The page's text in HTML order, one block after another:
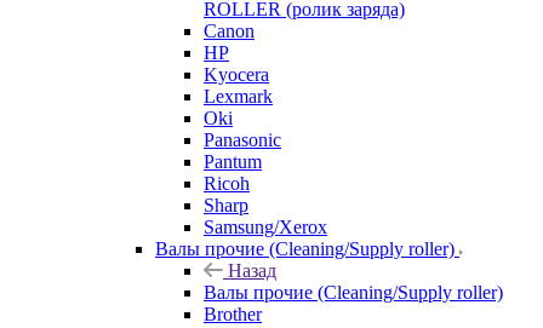
ROLLER (ролик заряда)
Canon
HP
Kyocera
Lexmark
Oki
Panasonic
Pantum
Ricoh
Sharp
Samsung/Xerox
Валы прочие (Cleaning/Supply roller)
Назад
Валы прочие (Cleaning/Supply roller)
Brother